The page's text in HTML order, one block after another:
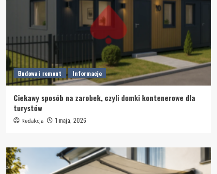
Budowa i remont Informacje
Ciekawy sposób na zarobek, czyli domki kontenerowe dla
turystów
Redakcja 1 maja, 2026